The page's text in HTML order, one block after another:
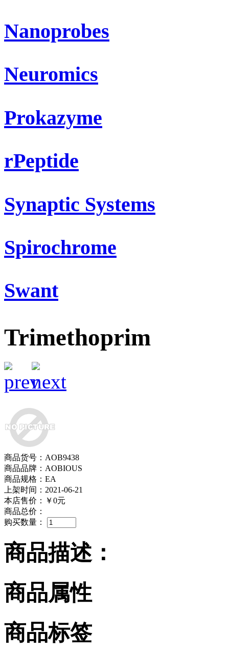
Nanoprobes
Neuromics
Prokazyme
rPeptide
Synaptic Systems
Spirochrome
Swant
Trimethoprim
商品货号：AOB9438
商品品牌：AOBIOUS
商品规格：EA
上架时间：2021-06-21
本店售价：
￥0元
商品总价：
购买数量：
商品描述：
商品属性
商品标签